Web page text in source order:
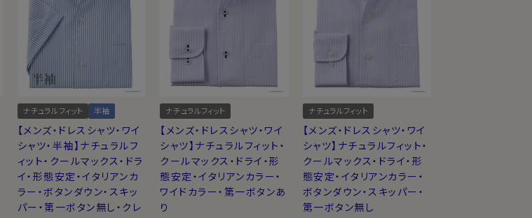
ナチュラルフィット 半袖
【メンズ・ドレスシャツ・ワイ
シャツ・半袖】ナチュラルフ
ィット・クールマックス・ドラ
イ・形態安定・イタリアンカ
ラー・ボタンダウン・スキッ
パー・第一ボタン無し・クレ
ナチュラルフィット
【メンズ・ドレスシャツ・ワイ
シャツ】ナチュラルフィット・
クールマックス・ドライ・形
態安定・イタリアンカラー・
ワイドカラー・第一ボタンあ
り
ナチュラルフィット
【メンズ・ドレスシャツ・ワイ
シャツ】ナチュラルフィット・
クールマックス・ドライ・形
態安定・イタリアンカラー・
ボタンダウン・スキッパー・
第一ボタン無し